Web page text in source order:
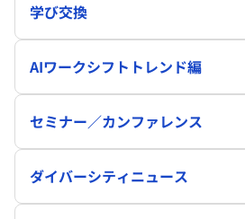
学び交換
AIワークシフトトレンド編
セミナー／カンファレンス
ダイバーシティニュース